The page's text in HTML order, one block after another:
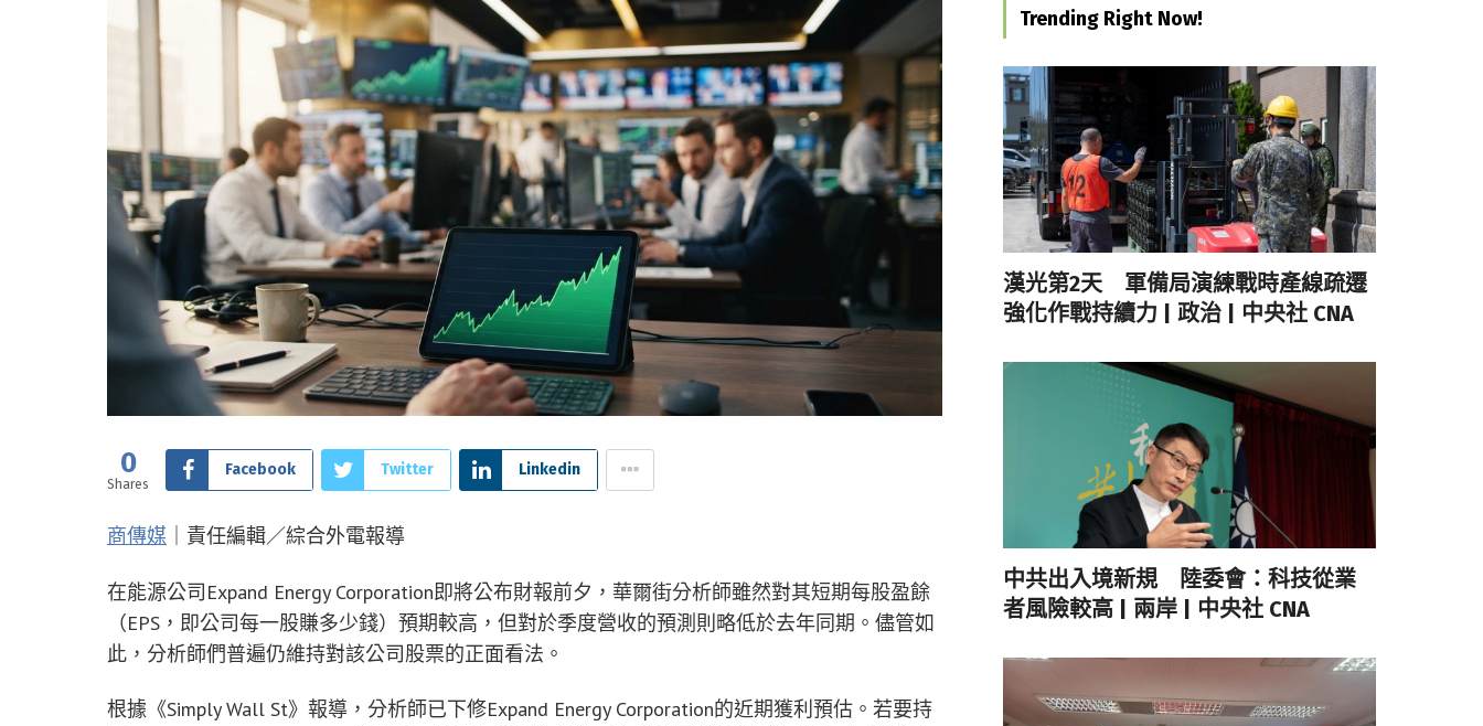
0
Shares
Facebook Twitter Linkedin
商傳媒 ｜責任編輯／綜合外電報導
在能源公司Expand Energy Corporation即將公布財報前夕，華爾街分析師雖然對其短期每股盈餘
（EPS，即公司每一股賺多少錢）預期較高，但對於季度營收的預測則略低於去年同期。儘管如
此，分析師們普遍仍維持對該公司股票的正面看法。
根據《Simply Wall St》報導，分析師已下修Expand Energy Corporation的近期獲利預估。若要持
Trending Right Now!
漢光第2天 軍備局演練戰時產線疏遷
強化作戰持續力 | 政治 | 中央社 CNA
中共出入境新規 陸委會：科技從業
者風險較高 | 兩岸 | 中央社 CNA